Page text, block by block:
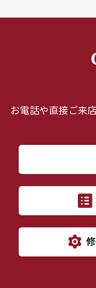
お電話や直接ご来